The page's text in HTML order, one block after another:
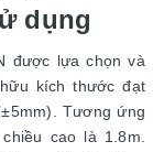
dụng
được lựa chọn và
kích thước đạt
Tương ứng
cao là 1.8m.